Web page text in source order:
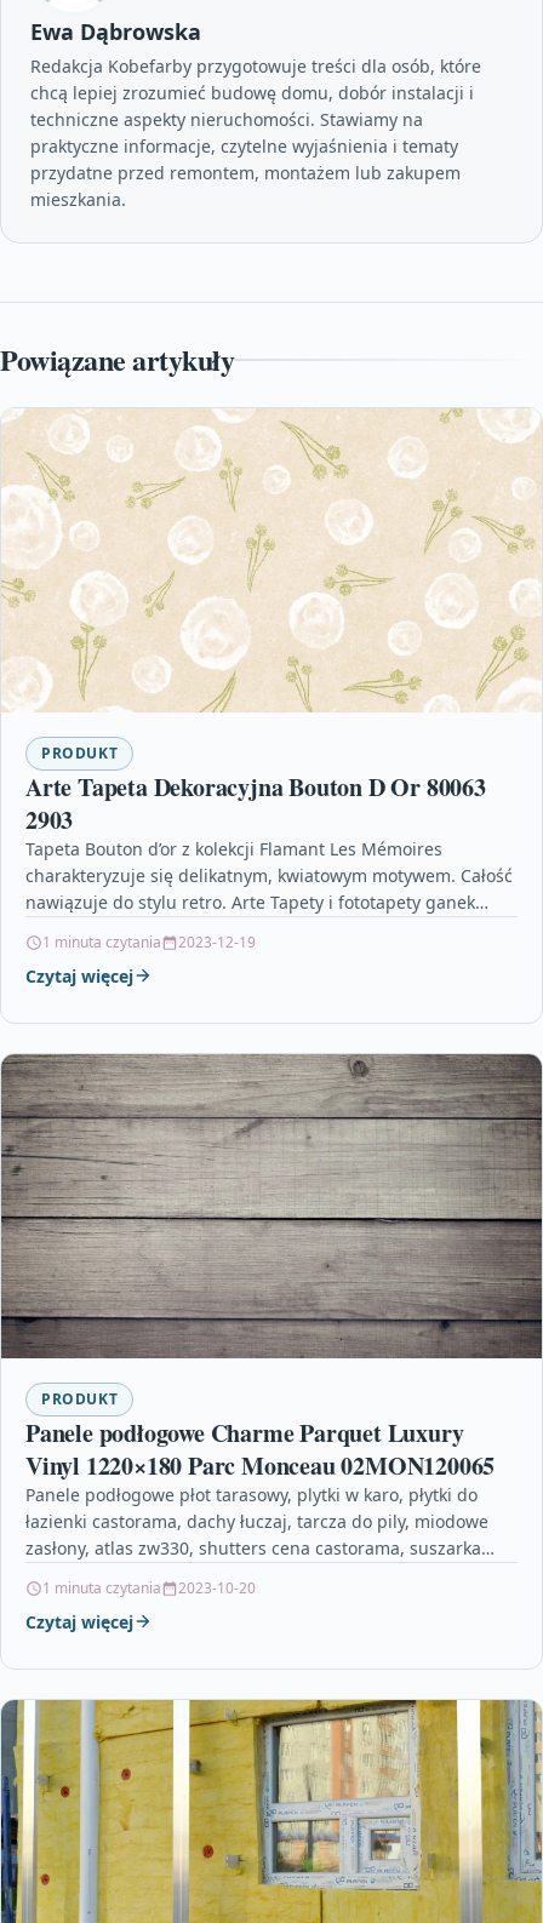
Ewa Dąbrowska
Redakcja Kobefarby przygotowuje treści dla osób, które
chcą lepiej zrozumieć budowę domu, dobór instalacji i
techniczne aspekty nieruchomości. Stawiamy na
praktyczne informacje, czytelne wyjaśnienia i tematy
przydatne przed remontem, montażem lub zakupem
mieszkania.
Powiązane artykuły
PRODUKT
Arte Tapeta Dekoracyjna Bouton D Or 80063
2903
Tapeta Bouton d’or z kolekcji Flamant Les Mémoires
charakteryzuje się delikatnym, kwiatowym motywem. Całość
nawiązuje do stylu retro. Arte Tapety i fototapety ganek
1 minuta czytania 2023-12-19
Czytaj więcej
PRODUKT
Panele podłogowe Charme Parquet Luxury
Vinyl 1220×180 Parc Monceau 02MON120065
Panele podłogowe płot tarasowy, plytki w karo, płytki do
łazienki castorama, dachy łuczaj, tarcza do pily, miodowe
zasłony, atlas zw330, shutters cena castorama, suszarka…
1 minuta czytania 2023-10-20
Czytaj więcej